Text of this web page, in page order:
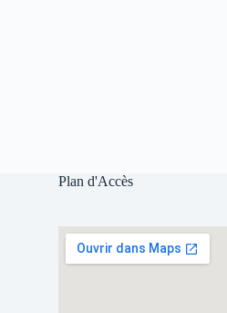
Plan d'Accès